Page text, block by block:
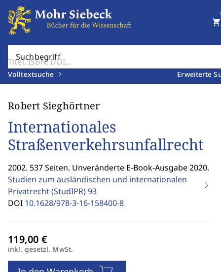
Suchbegriff
Volltextsuche Erweiterte
shopping_cart
Robert Sieghörtner
Internationales
Straßenverkehrsunfallrecht
2002. 537 Seiten. Unveränderte E-Book-Ausgabe 2020.
Studien zum ausländischen und internationalen
Privatrecht (StudIPR)93
DOI 10.1628/978-3-16-158400-8
inkl. gesetzl. MwSt.